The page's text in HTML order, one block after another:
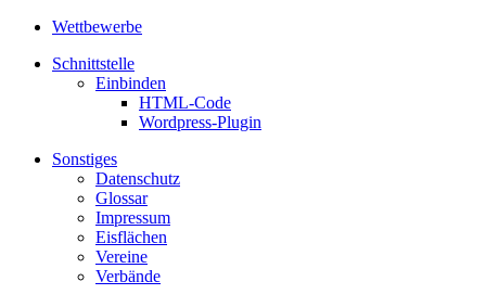
Wettbewerbe
Schnittstelle
Einbinden
HTML-Code
Wordpress-Plugin
Sonstiges
Datenschutz
Glossar
Impressum
Eisflächen
Vereine
Verbände